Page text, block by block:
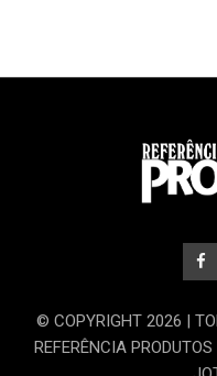
© COPYRIGHT 2026 |
REFERÊNCIA